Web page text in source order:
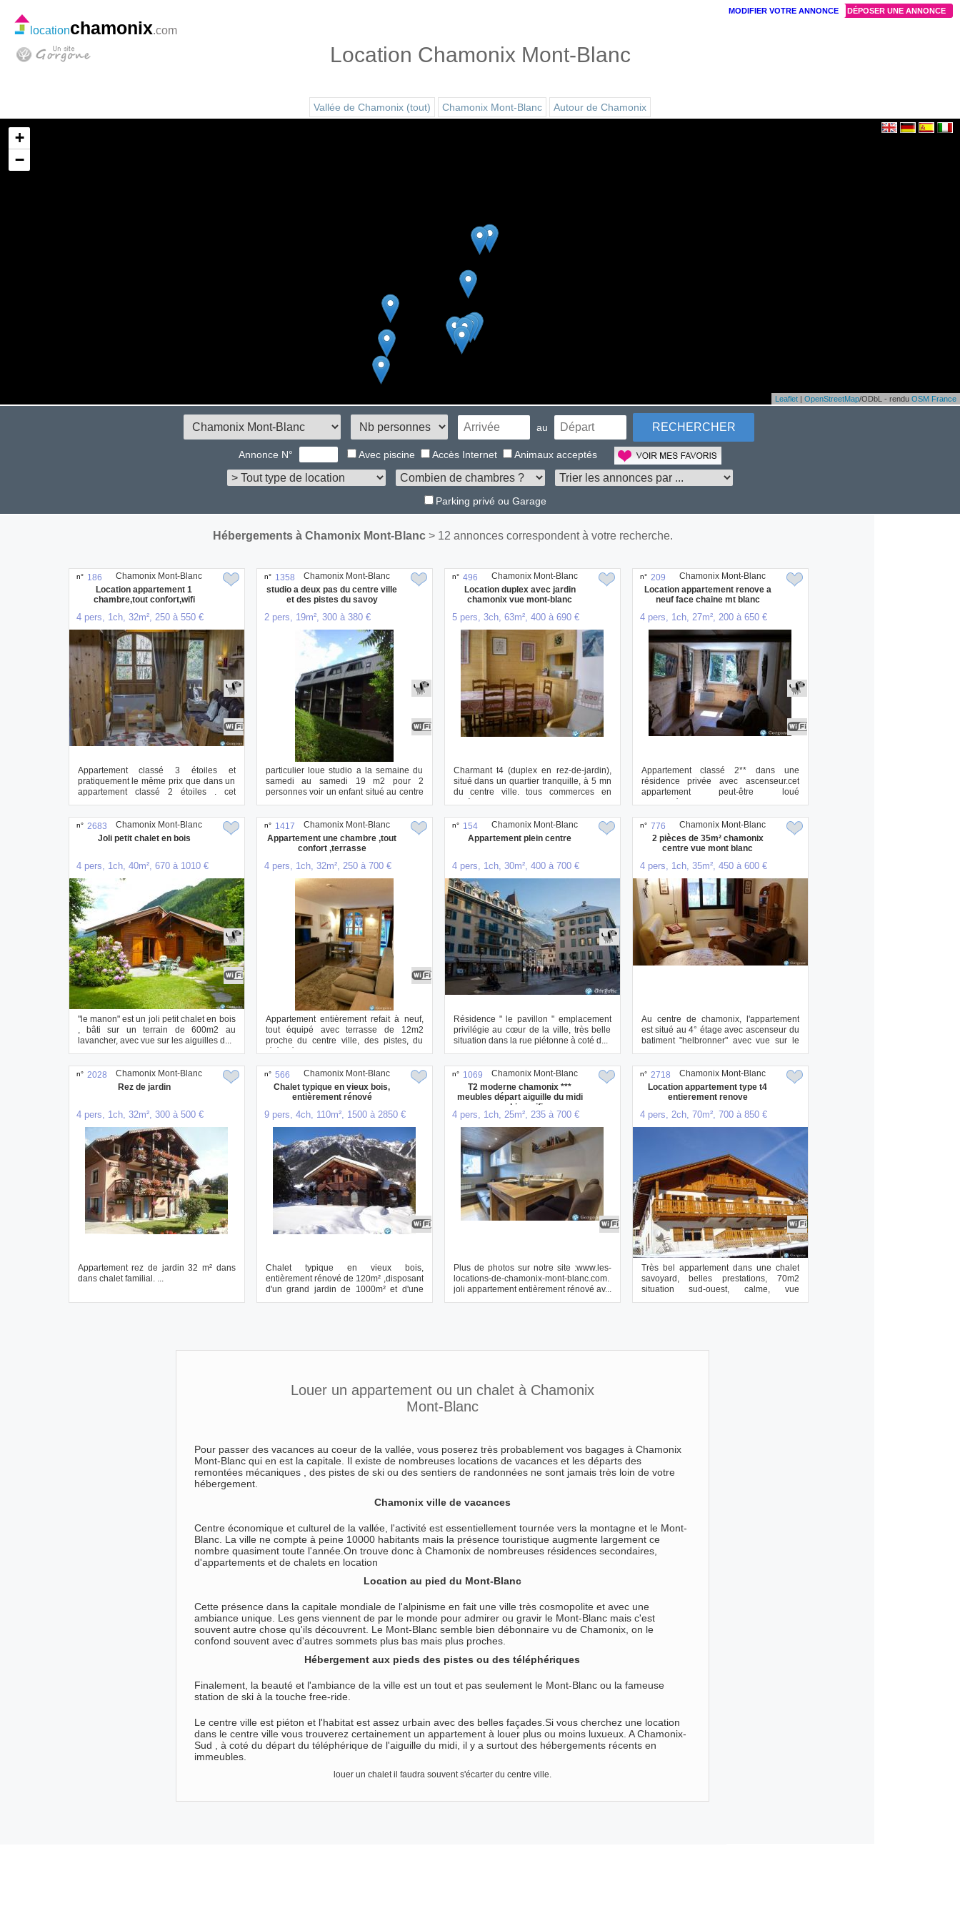
Location Chamonix Mont-Blanc
Vallée de Chamonix (tout) Chamonix Mont-Blanc Autour de Chamonix
locationchamonix.com
+
−
Leaflet | OpenStreetMap/ODbL - rendu OSM France
au
Annonce N° Avec piscine Accès Internet Animaux acceptés
Parking privé ou Garage
Hébergements à Chamonix Mont-Blanc > 12 annonces correspondent à votre recherche.
n° 186
Location appartement 1
chambre,tout confort,wifi
4 pers, 1ch, 32m², 250 à 550 €
Appartement classé 3 étoiles et
pratiquement le même prix que dans un
appartement classé 2 étoiles . cet
appartement pe...
Chamonix Mont-Blanc n° 1358
studio a deux pas du centre ville
et des pistes du savoy
2 pers, 19m², 300 à 380 €
particulier loue studio a la semaine du
samedi au samedi 19 m2 pour 2
personnes voir un enfant situé au centre
ville ...
Chamonix Mont-Blanc n° 496
Location duplex avec jardin
chamonix vue mont-blanc
5 pers, 3ch, 63m², 400 à 690 €
Charmant t4 (duplex en rez-de-jardin),
situé dans un quartier tranquille, à 5 mn
du centre ville. tous commerces en
accè...
Chamonix Mont-Blanc n° 209
Location appartement renove a
neuf face chaine mt blanc
4 pers, 1ch, 27m², 200 à 650 €
Appartement classé 2** dans une
résidence privée avec ascenseur.cet
appartement peut-être loué
simultanément avec l'appa...
Chamonix Mont-Blanc
n° 2683
Joli petit chalet en bois
4 pers, 1ch, 40m², 670 à 1010 €
"le manon" est un joli petit chalet en bois
, bâti sur un terrain de 600m2 au
lavancher, avec vue sur les aiguilles d...
Chamonix Mont-Blanc n° 1417
Appartement une chambre ,tout
confort ,terrasse
4 pers, 1ch, 32m², 250 à 700 €
Appartement entièrement refait à neuf,
tout équipé avec terrasse de 12m2
proche du centre ville, des pistes, du
téléphér...
Chamonix Mont-Blanc n° 154
Appartement plein centre
4 pers, 1ch, 30m², 400 à 700 €
Résidence " le pavillon " emplacement
privilégie au cœur de la ville, très belle
situation dans la rue piétonne à coté d...
Chamonix Mont-Blanc n° 776
2 pièces de 35m² chamonix
centre vue mont blanc
4 pers, 1ch, 35m², 450 à 600 €
Au centre de chamonix, l'appartement
est situé au 4° étage avec ascenseur du
batiment "helbronner" avec vue sur le
mont ...
Chamonix Mont-Blanc
n° 2028
Rez de jardin
4 pers, 1ch, 32m², 300 à 500 €
Appartement rez de jardin 32 m² dans
dans chalet familial. ...
Chamonix Mont-Blanc n° 566
Chalet typique en vieux bois,
entièrement rénové
9 pers, 4ch, 110m², 1500 à 2850 €
Chalet typique en vieux bois,
entièrement rénové de 120m² ,disposant
d'un grand jardin de 1000m² et d'une
belle terrasse...
Chamonix Mont-Blanc n° 1069
T2 moderne chamonix ***
meubles départ aiguille du midi
parking wifi
4 pers, 1ch, 25m², 235 à 700 €
Plus de photos sur notre site :www.les-
locations-de-chamonix-mont-blanc.com.
joli appartement entièrement rénové av...
Chamonix Mont-Blanc n° 2718
Location appartement type t4
entierement renove
4 pers, 2ch, 70m², 700 à 850 €
Très bel appartement dans une chalet
savoyard, belles prestations, 70m2
situation sud-ouest, calme, vue
imprenable sur t...
Chamonix Mont-Blanc
Louer un appartement ou un chalet à Chamonix
Mont-Blanc
Pour passer des vacances au coeur de la vallée, vous poserez très probablement vos bagages à Chamonix
Mont-Blanc qui en est la capitale. Il existe de nombreuses locations de vacances et les départs des
remontées mécaniques , des pistes de ski ou des sentiers de randonnées ne sont jamais très loin de votre
hébergement.
Chamonix ville de vacances
Centre économique et culturel de la vallée, l'activité est essentiellement tournée vers la montagne et le Mont-
Blanc. La ville ne compte à peine 10000 habitants mais la présence touristique augmente largement ce
nombre quasiment toute l'année.On trouve donc à Chamonix de nombreuses résidences secondaires,
d'appartements et de chalets en location
Location au pied du Mont-Blanc
Cette présence dans la capitale mondiale de l'alpinisme en fait une ville très cosmopolite et avec une
ambiance unique. Les gens viennent de par le monde pour admirer ou gravir le Mont-Blanc mais c'est
souvent autre chose qu'ils découvrent. Le Mont-Blanc semble bien débonnaire vu de Chamonix, on le
confond souvent avec d'autres sommets plus bas mais plus proches.
Hébergement aux pieds des pistes ou des téléphériques
Finalement, la beauté et l'ambiance de la ville est un tout et pas seulement le Mont-Blanc ou la fameuse
station de ski à la touche free-ride.
Le centre ville est piéton et l'habitat est assez urbain avec des belles façades.Si vous cherchez une location
dans le centre ville vous trouverez certainement un appartement à louer plus ou moins luxueux. A Chamonix-
Sud , à coté du départ du téléphérique de l'aiguille du midi, il y a surtout des hébergements récents en
immeubles.
louer un chalet il faudra souvent s'écarter du centre ville.
DÉPOSER UNE ANNONCE
MODIFIER VOTRE ANNONCE